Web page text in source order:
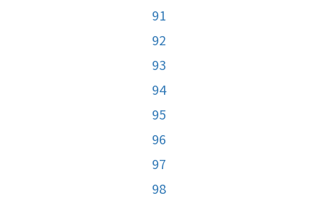
91
92
93
94
95
96
97
98